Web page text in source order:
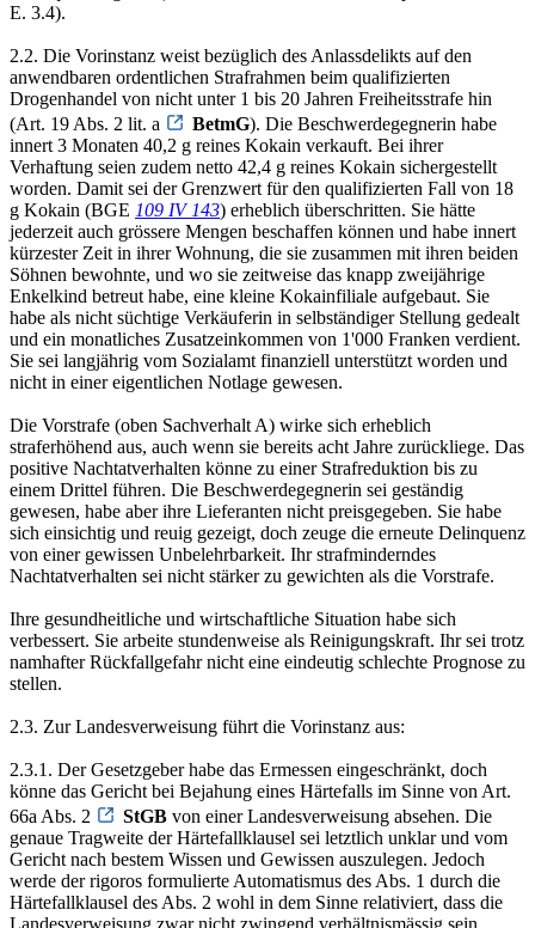
E. 3.4).
2.2. Die Vorinstanz weist bezüglich des Anlassdelikts auf den
anwendbaren ordentlichen Strafrahmen beim qualifizierten
Drogenhandel von nicht unter 1 bis 20 Jahren Freiheitsstrafe hin
(Art. 19 Abs. 2 lit. a
BetmG). Die Beschwerdegegnerin habe
innert 3 Monaten 40,2 g reines Kokain verkauft. Bei ihrer
Verhaftung seien zudem netto 42,4 g reines Kokain sichergestellt
worden. Damit sei der Grenzwert für den qualifizierten Fall von 18
g Kokain (BGE 109 IV 143) erheblich überschritten. Sie hätte
jederzeit auch grössere Mengen beschaffen können und habe innert
kürzester Zeit in ihrer Wohnung, die sie zusammen mit ihren beiden
Söhnen bewohnte, und wo sie zeitweise das knapp zweijährige
Enkelkind betreut habe, eine kleine Kokainfiliale aufgebaut. Sie
habe als nicht süchtige Verkäuferin in selbständiger Stellung gedealt
und ein monatliches Zusatzeinkommen von 1'000 Franken verdient.
Sie sei langjährig vom Sozialamt finanziell unterstützt worden und
nicht in einer eigentlichen Notlage gewesen.
Die Vorstrafe (oben Sachverhalt A) wirke sich erheblich
straferhöhend aus, auch wenn sie bereits acht Jahre zurückliege. Das
positive Nachtatverhalten könne zu einer Strafreduktion bis zu
einem Drittel führen. Die Beschwerdegegnerin sei geständig
gewesen, habe aber ihre Lieferanten nicht preisgegeben. Sie habe
sich einsichtig und reuig gezeigt, doch zeuge die erneute Delinquenz
von einer gewissen Unbelehrbarkeit. Ihr strafminderndes
Nachtatverhalten sei nicht stärker zu gewichten als die Vorstrafe.
Ihre gesundheitliche und wirtschaftliche Situation habe sich
verbessert. Sie arbeite stundenweise als Reinigungskraft. Ihr sei trotz
namhafter Rückfallgefahr nicht eine eindeutig schlechte Prognose zu
stellen.
2.3. Zur Landesverweisung führt die Vorinstanz aus:
2.3.1. Der Gesetzgeber habe das Ermessen eingeschränkt, doch
könne das Gericht bei Bejahung eines Härtefalls im Sinne von Art.
66a Abs. 2
StGB von einer Landesverweisung absehen. Die
genaue Tragweite der Härtefallklausel sei letztlich unklar und vom
Gericht nach bestem Wissen und Gewissen auszulegen. Jedoch
werde der rigoros formulierte Automatismus des Abs. 1 durch die
Härtefallklausel des Abs. 2 wohl in dem Sinne relativiert, dass die
Landesverweisung zwar nicht zwingend verhältnismässig sein